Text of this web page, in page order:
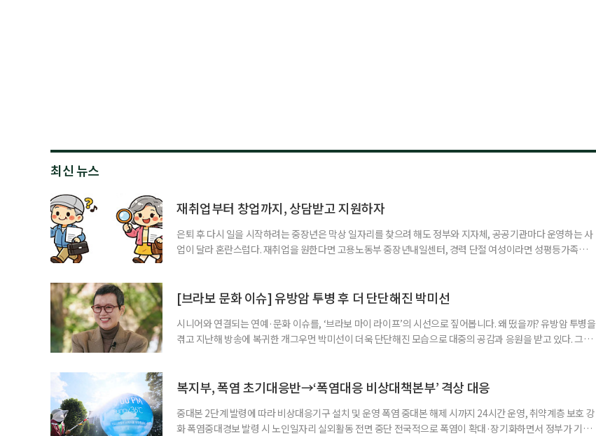
최신 뉴스
재취업부터 창업까지, 상담받고 지원하자
은퇴 후 다시 일을 시작하려는 중장년은 막상 일자리를 찾으려 해도 정부와 지자체, 공공기관마다 운영하는 사
업이 달라 혼란스럽다. 재취업을 원한다면 고용노동부 중장년내일센터, 경력 단절 여성이라면 성평등가족부
준비부터 구직 수당까지 고용노동부 국민취업지원제도 구직활동이 쉽지 않은 사람을 위한 제도다. 개인별 취
업 지원 계획을 세
[브라보 문화 이슈] 유방암 투병 후 더 단단해진 박미선
시니어와 연결되는 연예·문화 이슈를, ‘브라보 마이 라이프’의 시선으로 짚어봅니다. 왜 떴을까? 유방암 투병을
겪고 지난해 방송에 복귀한 개그우먼 박미선이 더욱 단단해진 모습으로 대중의 공감과 응원을 받고 있다. 그러
까. 오랜 방송 생활 뒤 전해진 투병 소식 박미선은 재치 있는 말솜씨와 공감 능력으로
복지부, 폭염 초기대응반→‘폭염대응 비상대책본부’ 격상 대응
중대본 2단계 발령에 따라 비상대응기구 설치 및 운영 폭염 중대본 해제 시까지 24시간 운영, 취약계층 보호 강
화 폭염중대경보 발령 시 노인일자리 실외활동 전면 중단 전국적으로 폭염이 확대·장기화하면서 정부가 기존